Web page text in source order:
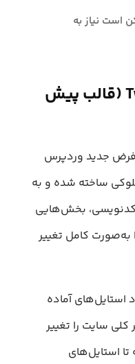
است نیاز به
4. Twenty Twenty Five (قالب پیش
جدید وردپرس
ساخته شده و به
کدنویسی، بخش‌هایی
به‌صورت کامل تغییر
آماده
سایت را تغییر
استایل‌های